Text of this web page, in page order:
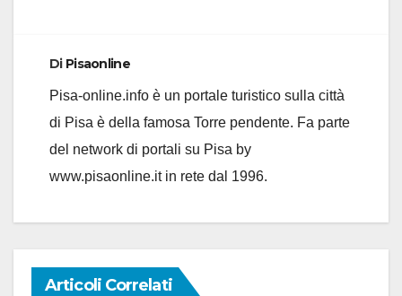
Di Pisaonline
Pisa-online.info è un portale turistico sulla città
di Pisa è della famosa Torre pendente. Fa parte
del network di portali su Pisa by
www.pisaonline.it in rete dal 1996.
Articoli Correlati